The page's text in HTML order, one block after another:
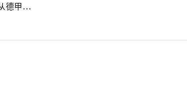
德甲...